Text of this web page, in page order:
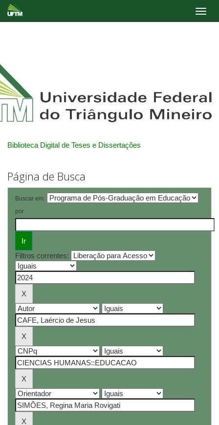
Biblioteca Digital de Teses e Dissertações
Página de Busca
Buscar em:
por
Filtros correntes: